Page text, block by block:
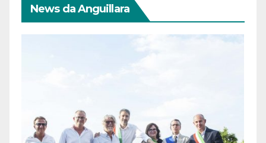
News da Anguillara